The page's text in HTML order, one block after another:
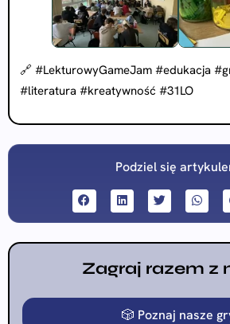
🔗 #LekturowyGameJam #edukacja
#literatura #kreatywność #31LO
Podziel się
Zagraj razem z
🎲 Poznaj nasze